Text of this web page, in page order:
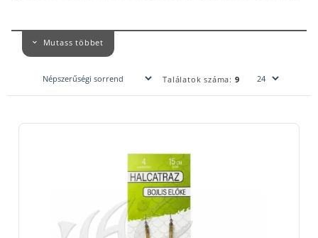
szerelékek kötögetésével kell, hogy teljen.
Mára számtalan gyártó kínál különféle előkötött horgokat
horogmérettel, átmérővel. Olykor óriási segítség lehet, ha a
amit a csomagoláson található egyértelmű jelölések tesznek
Halcatraz sajátmárkás előkötött horgai
horgászok számára készült. Megkönnyíti a horgászok életét a
vízparton, hogy tényleg csak a horgászattal kelljen törődni. A
Mutass többet
Találatok száma: 9